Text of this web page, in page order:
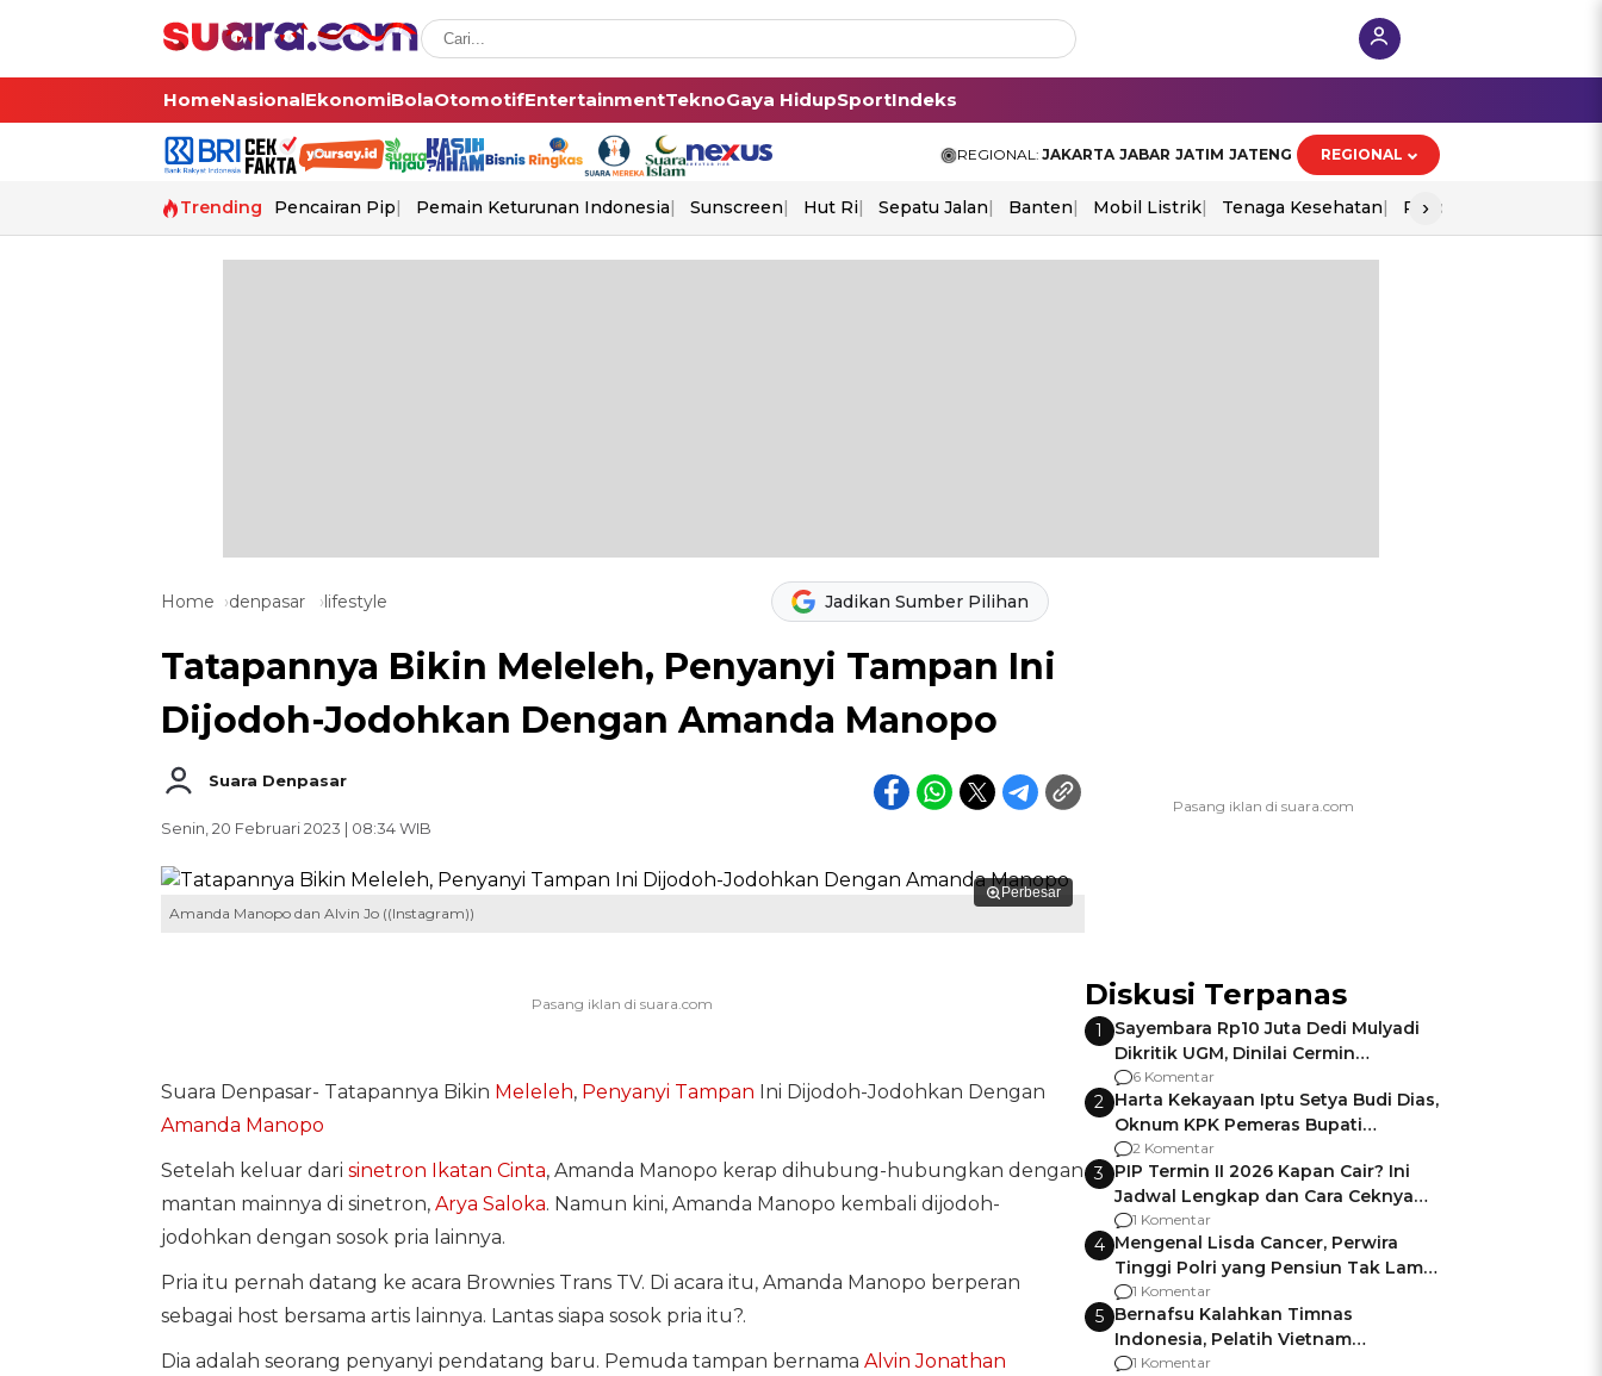
HomeNasionalEkonomiBolaOtomotifEntertainmentTeknoGaya HidupSportIndeks
REGIONAL: JAKARTA JABAR JATIM JATENG REGIONAL
Trending Pencairan Pip Pemain Keturunan Indonesia Sunscreen Hut Ri Sepatu Jalan Banten Mobil Listrik Tenaga Kesehatan Piala Aff 2026
›
Home denpasar lifestyle Jadikan Sumber Pilihan
Tatapannya Bikin Meleleh, Penyanyi Tampan Ini
Dijodoh-Jodohkan Dengan Amanda Manopo
Suara Denpasar
Senin, 20 Februari 2023 | 08:34 WIB
Perbesar
Amanda Manopo dan Alvin Jo ((Instagram))
Suara Denpasar- Tatapannya Bikin Meleleh, Penyanyi Tampan Ini Dijodoh-Jodohkan Dengan
Amanda Manopo
Setelah keluar dari sinetron Ikatan Cinta, Amanda Manopo kerap dihubung-hubungkan dengan
mantan mainnya di sinetron, Arya Saloka. Namun kini, Amanda Manopo kembali dijodoh-
jodohkan dengan sosok pria lainnya.
Pria itu pernah datang ke acara Brownies Trans TV. Di acara itu, Amanda Manopo berperan
sebagai host bersama artis lainnya. Lantas siapa sosok pria itu?.
Dia adalah seorang penyanyi pendatang baru. Pemuda tampan bernama Alvin Jonathan
Diskusi Terpanas
1
Sayembara Rp10 Juta Dedi Mulyadi
Dikritik UGM, Dinilai Cermin
Gagalnya Negara Jamin Keamanan
6 Komentar
2 Harta Kekayaan Iptu Setya Budi Dias,
Oknum KPK Pemeras Bupati
Pemalang
2 Komentar
3 PIP Termin II 2026 Kapan Cair? Ini
Jadwal Lengkap dan Cara Ceknya
agar Dana Tidak Hangus!
1 Komentar
4 Mengenal Lisda Cancer, Perwira
Tinggi Polri yang Pensiun Tak Lama
Usai Jadi Brigjen
1 Komentar
5 Bernafsu Kalahkan Timnas
Indonesia, Pelatih Vietnam
Berencana Pakai Jimat di Pakansari
1 Komentar